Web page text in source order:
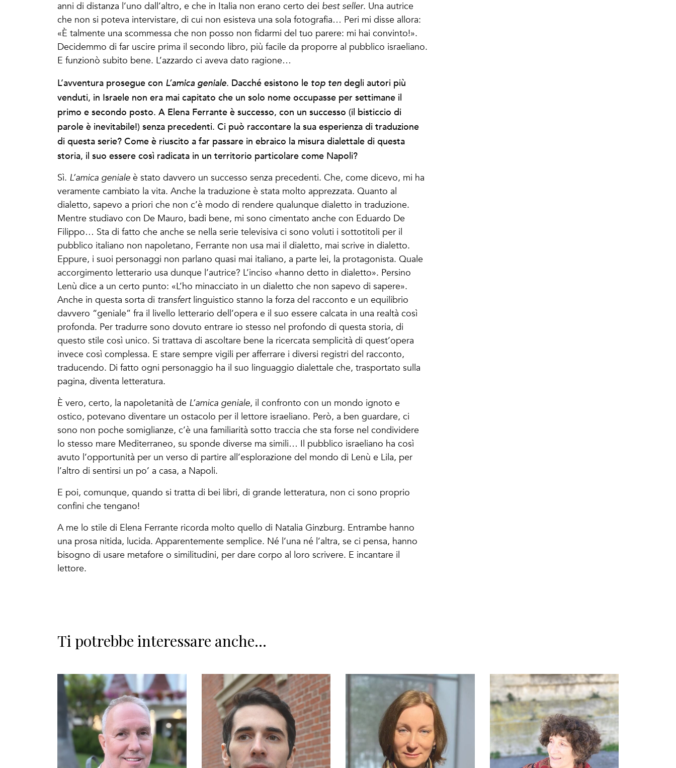
anni di distanza l’uno dall’altro, e che in Italia non erano certo dei best seller. Una autrice
che non si poteva intervistare, di cui non esisteva una sola fotografia… Peri mi disse allora:
«È talmente una scommessa che non posso non fidarmi del tuo parere: mi hai convinto!».
Decidemmo di far uscire prima il secondo libro, più facile da proporre al pubblico israeliano.
E funzionò subito bene. L’azzardo ci aveva dato ragione…
L’avventura prosegue con L’amica geniale. Dacché esistono le top ten degli autori più
venduti, in Israele non era mai capitato che un solo nome occupasse per settimane il
primo e secondo posto. A Elena Ferrante è successo, con un successo (il bisticcio di
parole è inevitabile!) senza precedenti. Ci può raccontare la sua esperienza di traduzione
di questa serie? Come è riuscito a far passare in ebraico la misura dialettale di questa
storia, il suo essere così radicata in un territorio particolare come Napoli?
Sì. L’amica geniale è stato davvero un successo senza precedenti. Che, come dicevo, mi ha
veramente cambiato la vita. Anche la traduzione è stata molto apprezzata. Quanto al
dialetto, sapevo a priori che non c’è modo di rendere qualunque dialetto in traduzione.
Mentre studiavo con De Mauro, badi bene, mi sono cimentato anche con Eduardo De
Filippo… Sta di fatto che anche se nella serie televisiva ci sono voluti i sottotitoli per il
pubblico italiano non napoletano, Ferrante non usa mai il dialetto, mai scrive in dialetto.
Eppure, i suoi personaggi non parlano quasi mai italiano, a parte lei, la protagonista. Quale
accorgimento letterario usa dunque l’autrice? L’inciso «hanno detto in dialetto». Persino
Lenù dice a un certo punto: «L’ho minacciato in un dialetto che non sapevo di sapere».
Anche in questa sorta di transfertlinguistico stanno la forza del racconto e un equilibrio
davvero “geniale” fra il livello letterario dell’opera e il suo essere calcata in una realtà così
profonda. Per tradurre sono dovuto entrare io stesso nel profondo di questa storia, di
questo stile così unico. Si trattava di ascoltare bene la ricercata semplicità di quest’opera
invece così complessa. E stare sempre vigili per afferrare i diversi registri del racconto,
traducendo. Di fatto ogni personaggio ha il suo linguaggio dialettale che, trasportato sulla
pagina, diventa letteratura.
È vero, certo, la napoletanità de L’amica geniale, il confronto con un mondo ignoto e
ostico, potevano diventare un ostacolo per il lettore israeliano. Però, a ben guardare, ci
sono non poche somiglianze, c’è una familiarità sotto traccia che sta forse nel condividere
lo stesso mare Mediterraneo, su sponde diverse ma simili… Il pubblico israeliano ha così
avuto l’opportunità per un verso di partire all’esplorazione del mondo di Lenù e Lila, per
l’altro di sentirsi un po’ a casa, a Napoli.
E poi, comunque, quando si tratta di bei libri, di grande letteratura, non ci sono proprio
confini che tengano!
A me lo stile di Elena Ferrante ricorda molto quello di Natalia Ginzburg. Entrambe hanno
una prosa nitida, lucida. Apparentemente semplice. Né l’una né l’altra, se ci pensa, hanno
bisogno di usare metafore o similitudini, per dare corpo al loro scrivere. E incantare il
lettore.
Ti potrebbe interessare anche...